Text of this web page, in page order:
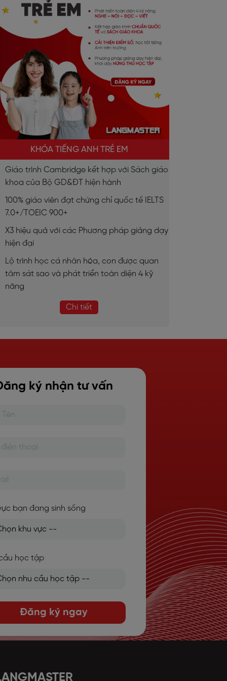
KHÓA TIẾNG ANH TRẺ EM
Giáo trình Cambridge kết hợp với Sách giáo
khoa của Bộ GD&ĐT hiện hành
100% giáo viên đạt chứng chỉ quốc tế IELTS
7.0+/TOEIC 900+
X3 hiệu quả với các Phương pháp giảng dạy
hiện đại
Lộ trình học cá nhân hóa, con được quan
tâm sát sao và phát triển toàn diện 4 kỹ
năng
Chi tiết
ký nhận tư vấn
bạn đang sinh sống
học tập
Đăng ký ngay